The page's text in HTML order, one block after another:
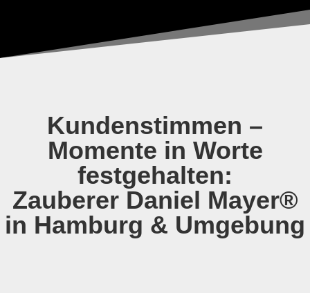
Kundenstimmen –
Momente in Worte
festgehalten:
Zauberer Daniel Mayer®
in Hamburg & Umgebung